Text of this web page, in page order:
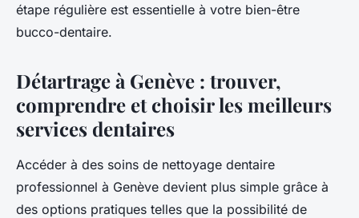
étape régulière est essentielle à votre bien-être
bucco-dentaire.
Détartrage à Genève : trouver,
comprendre et choisir les meilleurs
services dentaires
Accéder à des soins de nettoyage dentaire
professionnel à Genève devient plus simple grâce à
des options pratiques telles que la possibilité de